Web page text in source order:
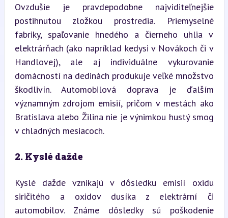
Ovzdušie je pravdepodobne najviditeľnejšie
postihnutou zložkou prostredia. Priemyselné
fabriky, spaľovanie hnedého a čierneho uhlia v
elektrárňach (ako napríklad kedysi v Novákoch či v
Handlovej), ale aj individuálne vykurovanie
domácností na dedinách produkuje veľké množstvo
škodlivín. Automobilová doprava je ďalším
významným zdrojom emisií, pričom v mestách ako
Bratislava alebo Žilina nie je výnimkou hustý smog
v chladných mesiacoch.
2. Kyslé dažde
Kyslé dažde vznikajú v dôsledku emisií oxidu
siričitého a oxidov dusíka z elektrární či
automobilov. Známe dôsledky sú poškodenie